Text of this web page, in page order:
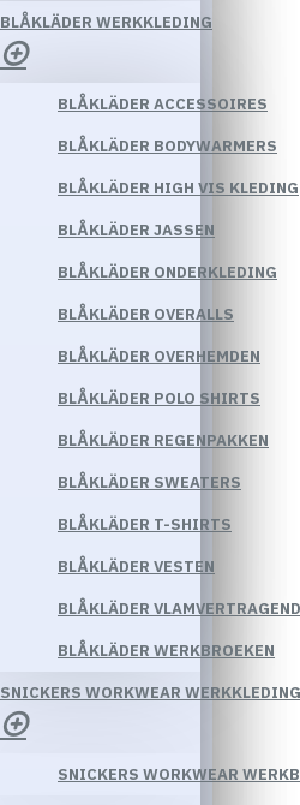
BLÅKLÄDER WERKKLEDING
BLÅKLÄDER ACCESSOIRES
BLÅKLÄDER BODYWARMERS
BLÅKLÄDER HIGH VIS KLEDING
BLÅKLÄDER JASSEN
BLÅKLÄDER ONDERKLEDING
BLÅKLÄDER OVERALLS
BLÅKLÄDER OVERHEMDEN
BLÅKLÄDER POLO SHIRTS
BLÅKLÄDER REGENPAKKEN
BLÅKLÄDER SWEATERS
BLÅKLÄDER T-SHIRTS
BLÅKLÄDER VESTEN
BLÅKLÄDER
BLÅKLÄDER WERKBROEKEN
SNICKERS WORKWEAR WERKKLEDING
SNICKERS WORKWEAR